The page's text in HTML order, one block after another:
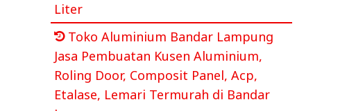
Liter
Toko Aluminium Bandar Lampung
Jasa Pembuatan Kusen Aluminium,
Roling Door, Composit Panel, Acp,
Etalase, Lemari Termurah di Bandar